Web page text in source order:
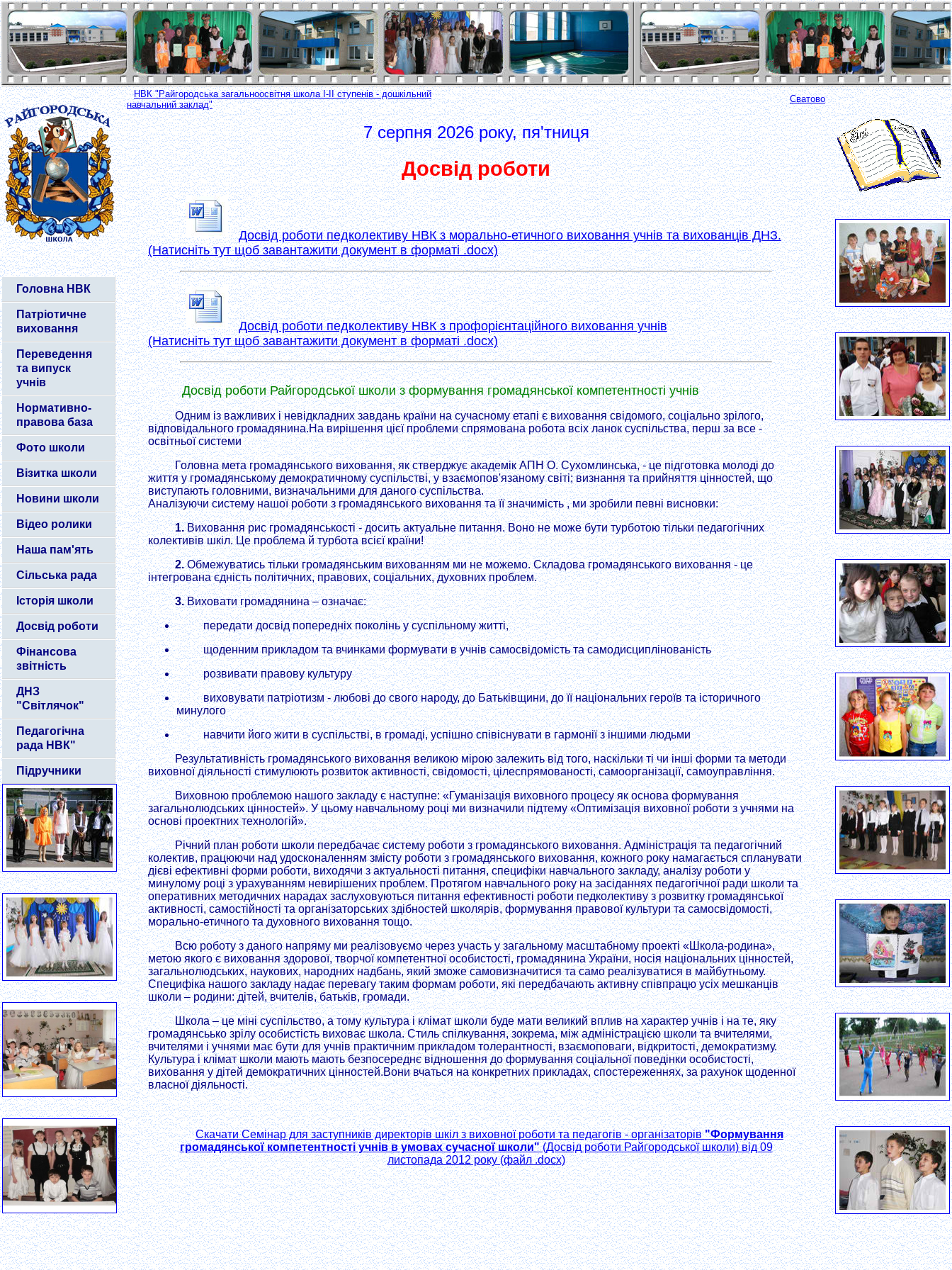
Головна НВК
Патріотичне
виховання
Переведення
та випуск
учнів
Нормативно-
правова база
Фото школи
Візитка школи
Новини школи
Відео ролики
Наша пам'ять
Сільська рада
Історія школи
Досвід роботи
Фінансова
звітність
ДНЗ
"Світлячок"
Педагогічна
рада НВК"
Підручники
НВК "Райгородська загальноосвітня школа І-ІІ ступенів - дошкільний
навчальний заклад"
Сватово
7 серпня 2026 року, пя'тниця
Досвід роботи
Досвід роботи педколективу НВК з морально-етичного виховання учнів та вихованців ДНЗ.
(Натисніть тут щоб завантажити документ в форматі .docx)
Досвід роботи педколективу НВК з профорієнтаційного виховання учнів
(Натисніть тут щоб завантажити документ в форматі .docx)
Досвід роботи Райгородської школи з формування громадянської компетентності учнів
Одним із важливих і невідкладних завдань країни на сучасному етапі є виховання свідомого, соціально зрілого,
відповідального громадянина.На вирішення цієї проблеми спрямована робота всіх ланок суспільства, перш за все -
освітньої системи
Головна мета громадянського виховання, як стверджує академік АПН О. Сухомлинська, - це підготовка молоді до
життя у громадянському демократичному суспільстві, у взаємопов'язаному світі; визнання та прийняття цінностей, що
виступають головними, визначальними для даного суспільства.
Аналізуючи систему нашої роботи з громадянського виховання та її значимість , ми зробили певні висновки:
1.Виховання рис громадянськості - досить актуальне питання. Воно не може бути турботою тільки педагогічних
колективів шкіл. Це проблема й турбота всієї країни!
2.Обмежуватись тільки громадянським вихованням ми не можемо. Складова громадянського виховання - це
інтегрована єдність політичних, правових, соціальних, духовних проблем.
3.Виховати громадянина – означає:
передати досвід попередніх поколінь у суспільному житті,
щоденним прикладом та вчинками формувати в учнів самосвідомість та самодисциплінованість
розвивати правову культуру
виховувати патріотизм - любові до свого народу, до Батьківщини, до її національних героїв та історичного
минулого
навчити його жити в суспільстві, в громаді, успішно співіснувати в гармонії з іншими людьми
Результативність громадянського виховання великою мірою залежить від того, наскільки ті чи інші форми та методи
виховної діяльності стимулюють розвиток активності, свідомості, цілеспрямованості, самоорганізації, самоуправління.
Виховною проблемою нашого закладу є наступне: «Гуманізація виховного процесу як основа формування
загальнолюдських цінностей». У цьому навчальному році ми визначили підтему «Оптимізація виховної роботи з учнями на
основі проектних технологій».
Річний план роботи школи передбачає систему роботи з громадянського виховання. Адміністрація та педагогічний
колектив, працюючи над удосконаленням змісту роботи з громадянського виховання, кожного року намагається спланувати
дієві ефективні форми роботи, виходячи з актуальності питання, специфіки навчального закладу, аналізу роботи у
минулому році з урахуванням невирішених проблем. Протягом навчального року на засіданнях педагогічної ради школи та
оперативних методичних нарадах заслуховуються питання ефективності роботи педколективу з розвитку громадянської
активності, самостійності та організаторських здібностей школярів, формування правової культури та самосвідомості,
морально-етичного та духовного виховання тощо.
Всю роботу з даного напряму ми реалізовуємо через участь у загальному масштабному проекті «Школа-родина»,
метою якого є виховання здорової, творчої компетентної особистості, громадянина України, носія національних цінностей,
загальнолюдських, наукових, народних надбань, який зможе самовизначитися та само реалізуватися в майбутньому.
Специфіка нашого закладу надає перевагу таким формам роботи, які передбачають активну співпрацю усіх мешканців
школи – родини: дітей, вчителів, батьків, громади.
Школа – це міні суспільство, а тому культура і клімат школи буде мати великий вплив на характер учнів і на те, яку
громадянсьько зрілу особистість виховає школа. Стиль спілкування, зокрема, між адміністрацією школи та вчителями,
вчителями і учнями має бути для учнів практичним прикладом толерантності, взаємоповаги, відкритості, демократизму.
Культура і клімат школи мають мають безпосереднє відношення до формування соціальної поведінки особистості,
виховання у дітей демократичних цінностей.Вони вчаться на конкретних прикладах, спостереженнях, за рахунок щоденної
власної діяльності.
Скачати Семінар для заступників директорів шкіл з виховної роботи та педагогів - організаторів"Формування
громадянської компетентності учнів в умовах сучасної школи"(Досвід роботи Райгородської школи) від 09
листопада 2012 року (файл .docx)